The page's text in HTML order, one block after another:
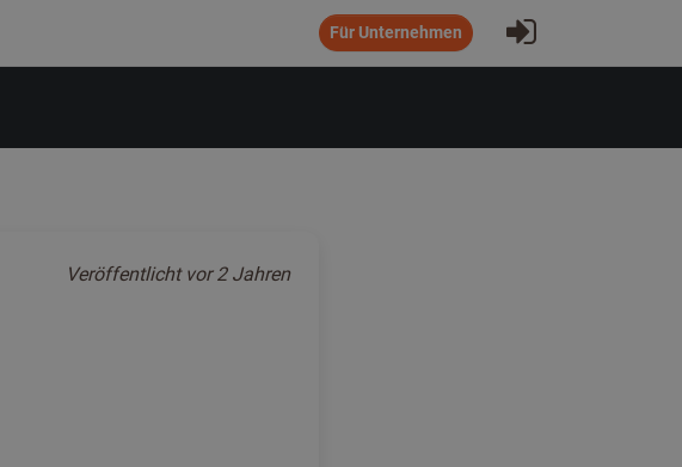
Für Unternehmen Eintragen
Veröffentlicht vor 2 Jahren